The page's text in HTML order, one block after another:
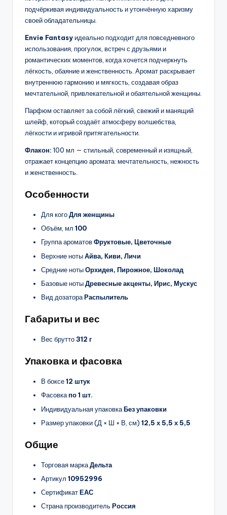
подчёркивая индивидуальность и утончённую харизму
своей обладательницы.
Envie Fantasyидеально подходит для повседневного
использования, прогулок, встреч с друзьями и
романтических моментов, когда хочется подчеркнуть
лёгкость, обаяние и женственность. Аромат раскрывает
внутреннюю гармонию и мягкость, создавая образ
мечтательной, привлекательной и обаятельной женщины.
Парфюм оставляет за собой лёгкий, свежий и манящий
шлейф, который создаёт атмосферу волшебства,
лёгкости и игривой притягательности.
Флакон: 100 мл — стильный, современный и изящный,
отражает концепцию аромата: мечтательность, нежность
и женственность.
Особенности
Для когоДля женщины
Объём, мл 100
Группа ароматовФруктовые, Цветочные
Верхние нотыАйва, Киви, Личи
Средние нотыОрхидея, Пирожное, Шоколад
Базовые нотыДревесные акценты, Ирис, Мускус
Вид дозатораРаспылитель
Габариты и вес
Вес брутто312 г
Упаковка и фасовка
В боксе12 штук
Фасовкапо 1 шт.
Индивидуальная упаковкаБез упаковки
Размер упаковки (Д × Ш × В, см) 12,5 х 5,5 х 5,5
Общие
Торговая маркаДельта
Артикул 10952996
СертификатЕАС
Страна производительРоссия